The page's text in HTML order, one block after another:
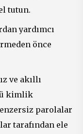
tutun.
yardımcı
önce
ve akıllı
kimlik
parolalar
tarafından ele